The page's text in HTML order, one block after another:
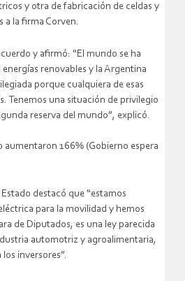
y otra de fabricación de celdas y
a la firma Corven.
y afirmó: “El mundo se ha
renovables y la Argentina
porque cualquiera de esas
Tenemos una situación de privilegio
reserva del mundo”, explicó.
aumentaron 166% (Gobierno espera
destacó que “estamos
para la movilidad y hemos
de Diputados, es una ley parecida
automotriz y agroalimentaria,
inversores”.